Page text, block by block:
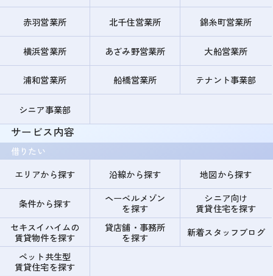
赤羽営業所 北千住営業所 錦糸町営業所
横浜営業所 あざみ野営業所 大船営業所
浦和営業所 船橋営業所 テナント事業部
シニア事業部
サービス内容
借りたい
エリアから探す
沿線から探す 地図から探す
条件から探す
ヘーベルメゾン
を探す
シニア向け
賃貸住宅を探す
セキスイハイムの
賃貸物件を探す
貸店舗・事務所
を探す
新着スタッフブログ
ペット共生型
賃貸住宅を探す